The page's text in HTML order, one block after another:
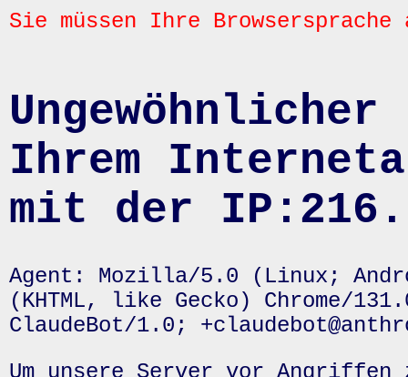
Sie müssen Ihre
Ihrem
mit der
Agent: Mozilla/5.0 (Linux;
(KHTML, like Gecko) Chrome/
ClaudeBot/1.0;